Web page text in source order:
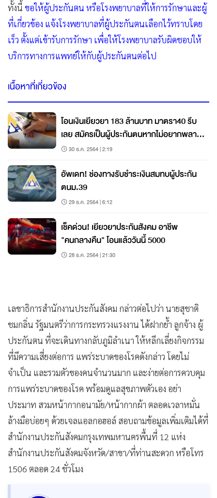
ทั้งนี้ ขอให้ผู้ประกันตน หรือโรงพยาบาลที่ให้การรักษาและผู้
ที่เกี่ยวข้อง แจ้งโรงพยาบาลที่ผู้ประกันตนเลือกไว้ทราบโดย
เร็ว ตั้งแต่เข้ารับการรักษา เพื่อให้โรงพยาบาลรับผิดชอบให้
บริการทางการแพทย์ให้กับผู้ประกันตนต่อไป
เนื้อหาที่เกี่ยวข้อง
โอนเงินเยียวยา 183 ล้านบาท มาตรา40 รีบ
เลย สมัครเป็นผู้ประกันตนหากไม่อยากพลาด
สิทธิ30 ธ.ค. 2564 | 2:19
อัพเดท! ช่องทางรับชำระเงินสมทบผู้ประกัน
ตนม.39
29 ธ.ค. 2564 | 6:12
เช็คด่วน! เยียวยาประกันสังคม อาชีพ
"คนกลางคืน" โอนแล้ววันนี้ 5000
28 ธ.ค. 2564 | 21:30
เลขาธิการสำนักงานประกันสังคม กล่าวต่อไปว่า นายสุชาติ
ชมกลิ่น รัฐมนตรีว่าการกระทรวงแรงงาน ได้ฝากย้ำ ลูกจ้าง ผู้
ประกันตน ที่จะเดินทางกลับภูมิลำเนา ให้หลีกเลี่ยงกิจกรรม
ที่มีความเสี่ยงต่อการ แพร่ระบาดของโรคดังกล่าว โดยไม่
จำเป็น และรวมตัวของคนจำนวนมาก และง่ายต่อการควบคุม
การแพร่ระบาดของโรค พร้อมดูแลสุขภาพตัวเอง อย่า
ประมาท สวมหน้ากากอนามัย/หน้ากากผ้า ตลอดเวลาหมั่น
ล้างมือบ่อยๆ ด้วยเจลแอลกอฮอล์ สอบถามข้อมูลเพิ่มเติมได้ที่
สำนักงานประกันสังคมกรุงเทพมหานครพื้นที่ 12 แห่ง
สำนักงานประกันสังคมจังหวัด/สาขา/ที่ท่านสะดวก หรือโทร
1506 ตลอด 24 ชั่วโมง